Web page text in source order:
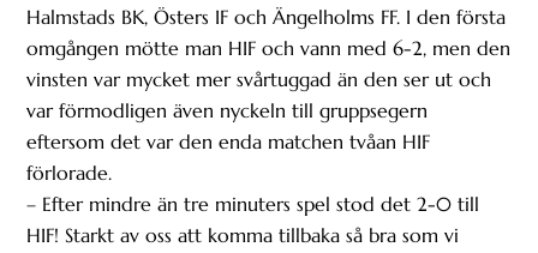
Halmstads BK, Östers IF och Ängelholms FF. I den första
omgången mötte man HIF och vann med 6-2, men den
vinsten var mycket mer svårtuggad än den ser ut och
var förmodligen även nyckeln till gruppsegern
eftersom det var den enda matchen tvåan HIF
förlorade.
– Efter mindre än tre minuters spel stod det 2-0 till
HIF! Starkt av oss att komma tillbaka så bra som vi